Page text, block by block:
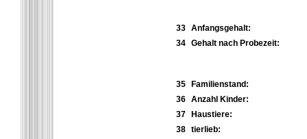
33
Anfangsgehalt:
34
Gehalt nach Probezeit:
35
Familienstand:
36
Anzahl Kinder:
37
Haustiere:
38
tierlieb: